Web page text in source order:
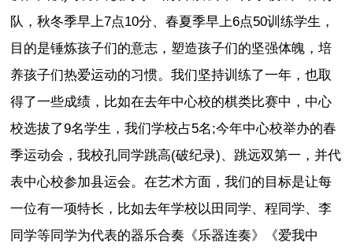
队，秋冬季早上7点10分、春夏季早上6点50训练学生，
目的是锤炼孩子们的意志，塑造孩子们的坚强体魄，培
养孩子们热爱运动的习惯。我们坚持训练了一年，也取
得了一些成绩，比如在去年中心校的棋类比赛中，中心
校选拔了9名学生，我们学校占5名;今年中心校举办的春
季运动会，我校孔同学跳高(破纪录)、跳远双第一，并代
表中心校参加县运会。在艺术方面，我们的目标是让每
一位有一项特长，比如去年学校以田同学、程同学、李
同学等同学为代表的器乐合奏《乐器连奏》《爱我中